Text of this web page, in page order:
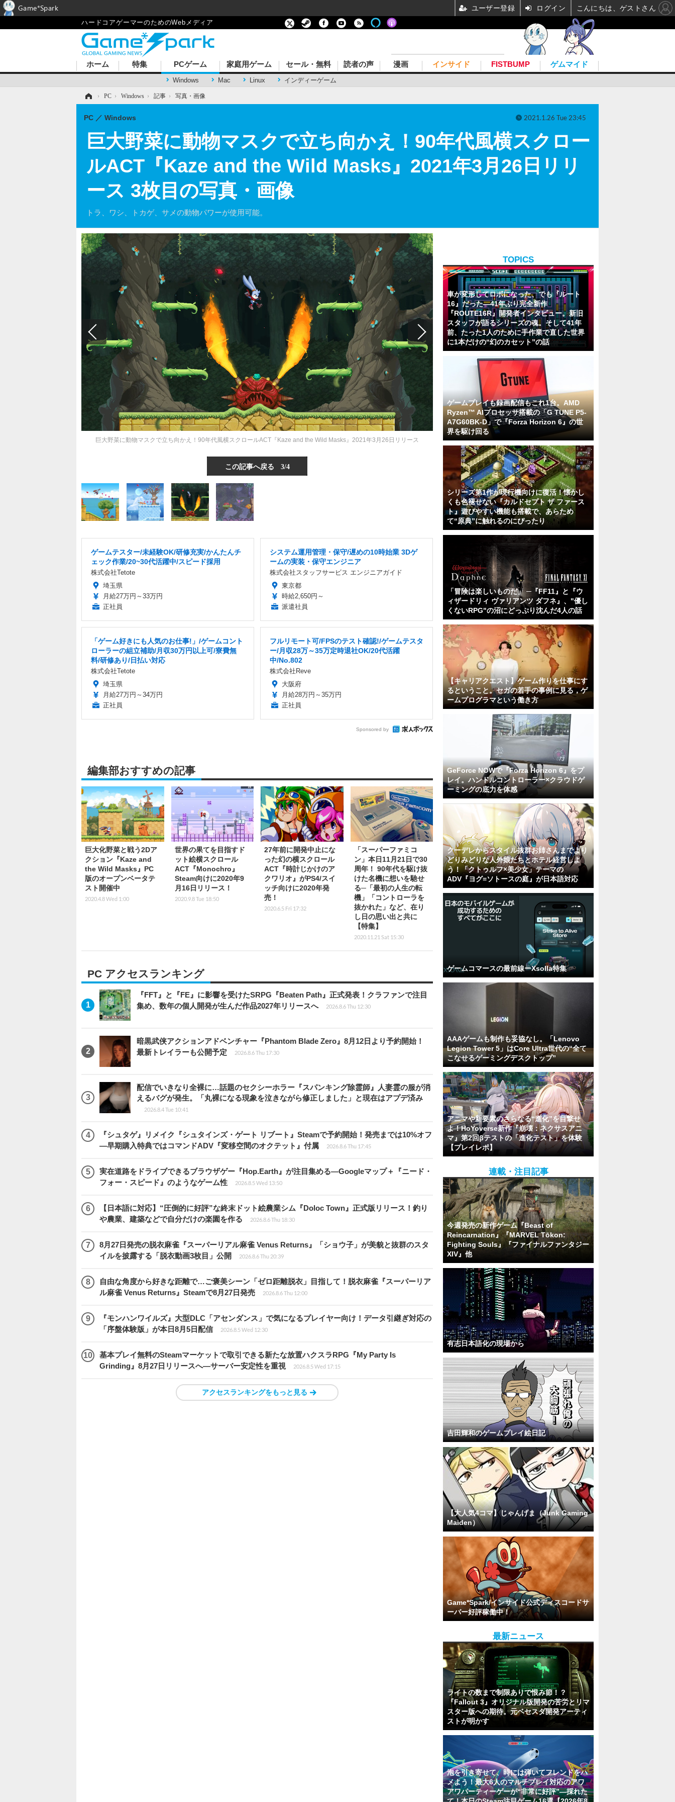
ハードコアゲーマーのためのWebメディア
ホーム 特集 PCゲーム
Windows Mac Linux インディーゲーム
家庭用ゲーム セール・無料 読者の声 漫画 インサイド FISTBUMP ゲムマイド
› PC › Windows › 記事 › 写真・画像
巨大野菜に動物マスクで立ち向かえ！90年代風横スクロー
ルACT『Kaze and the Wild Masks』2021年3月26日リリ
ース 3枚目の写真・画像
トラ、ワシ、トカゲ、サメの動物パワーが使用可能。
PC Windows 2021.1.26 Tue 23:45
巨大野菜に動物マスクで立ち向かえ！90年代風横スクロールACT『Kaze and the Wild Masks』2021年3月26日リリース
この記事へ戻る 3/4
ゲームテスター/未経験OK/研修充実/かんたんチ
ェック作業/20~30代活躍中/スピード採用
株式会社Tetote
埼玉県
月給27万円～33万円
正社員
システム運用管理・保守/遅めの10時始業 3Dゲ
ームの実装・保守エンジニア
株式会社スタッフサービス エンジニアガイド
東京都
時給2,650円～
派遣社員
「ゲーム好きにも人気のお仕事!」/ゲームコント
ローラーの組立補助/月収30万円以上可/寮費無
料/研修あり/日払い対応
株式会社Tetote
埼玉県
月給27万円～34万円
正社員
フルリモート可/FPSのテスト確認!/ゲームテスタ
ー/月収28万～35万定時退社OK/20代活躍
中/No.802
株式会社Reve
大阪府
月給28万円～35万円
正社員
Sponsored by
編集部おすすめの記事
巨大化野菜と戦う2Dア
クション『Kaze and
the Wild Masks』PC
版のオープンベータテ
スト開催中
2020.4.8 Wed 1:00
世界の果てを目指すド
ット絵横スクロール
ACT『Monochro』
Steam向けに2020年9
月16日リリース！
2020.9.8 Tue 18:50
27年前に開発中止にな
った幻の横スクロール
ACT『時計じかけのア
クワリオ』がPS4/スイ
ッチ向けに2020年発
売！
2020.6.5 Fri 17:32
「スーパーファミコ
ン」本日11月21日で30
周年！ 90年代を駆け抜
けた名機に想いを馳せ
る─「最初の人生の転
機」「コントローラを
抜かれた」など、在り
し日の思い出と共に
【特集】
2020.11.21 Sat 15:30
PC アクセスランキング
『FFT』と『FE』に影響を受けたSRPG『Beaten Path』正式発表！クラファンで注目
集め、数年の個人開発が生んだ作品2027年リリースへ
2026.8.6 Thu 12:30
暗黒武侠アクションアドベンチャー『Phantom Blade Zero』8月12日より予約開始！
最新トレイラーも公開予定
2026.8.6 Thu 17:30
配信でいきなり全裸に…話題のセクシーホラー『スパンキング除霊師』人妻霊の服が消
えるバグが発生。「丸裸になる現象を泣きながら修正しました」と現在はアプデ済み
2026.8.4 Tue 10:41
『シュタゲ』リメイク『シュタインズ・ゲート リブート』Steamで予約開始！発売までは10%オフ
―早期購入特典ではコマンドADV『変移空間のオクテット』付属
2026.8.6 Thu 17:45
実在道路をドライブできるブラウザゲー『Hop.Earth』が注目集める―Googleマップ＋『ニード・
フォー・スピード』のようなゲーム性
2026.8.5 Wed 13:50
【日本語に対応】“圧倒的に好評”な終末ドット絵農業シム『Doloc Town』正式版リリース！釣り
や農業、建築などで自分だけの楽園を作る
2026.8.6 Thu 18:30
8月27日発売の脱衣麻雀『スーパーリアル麻雀 Venus Returns』「ショウ子」が美貌と抜群のスタ
イルを披露する「脱衣動画3枚目」公開
2026.8.6 Thu 20:39
自由な角度から好きな距離で…ご褒美シーン「ゼロ距離脱衣」目指して！脱衣麻雀『スーパーリア
ル麻雀 Venus Returns』Steamで8月27日発売
2026.8.6 Thu 12:00
『モンハンワイルズ』大型DLC「アセンダンス」で気になるプレイヤー向け！データ引継ぎ対応の
「序盤体験版」が本日8月5日配信
2026.8.5 Wed 12:30
基本プレイ無料のSteamマーケットで取引できる新たな放置ハクスラRPG『My Party Is
Grinding』8月27日リリースへ―サーバー安定性を重視
2026.8.5 Wed 17:15
アクセスランキングをもっと見る
TOPICS
車が変形してロボになった、でも『ルート
16』だった―41年ぶり完全新作
『ROUTE16R』開発者インタビュー。新旧
スタッフが語るシリーズの魂。そして41年
前、たった1人のために手作業で直した世界
に1本だけの“幻のカセット”の話
ゲームプレイも録画配信もこれ1台。AMD
Ryzen™ AIプロセッサ搭載の「G TUNE P5-
A7G60BK-D」で『Forza Horizon 6』の世
界を駆け回る
シリーズ第1作が現行機向けに復活！懐かし
くも色褪せない『カルドセプト ザ ファース
ト』遊びやすい機能も搭載で、あらため
て“原典”に触れるのにぴったり
「冒険は楽しいものだ」 ─『FF11』と『ウ
ィザードリィ ヴァリアンツ ダフネ』、"優し
くないRPG"の沼にどっぷり沈んだ4人の話
【キャリアクエスト】ゲーム作りを仕事にす
るということ。セガの若手の事例に見る，ゲ
ームプログラマという働き方
GeForce NOWで『Forza Horizon 6』をプ
レイ。ハンドルコントローラー×クラウドゲ
ーミングの底力を体感
クーデレからスタイル抜群お姉さんまでより
どりみどりな人外娘たちとホテル経営しよ
う！「クトゥルフ×美少女」テーマの
ADV『ヨグ=ソトースの庭』が日本語対応
ゲームコマースの最前線ーXsolla特集
AAAゲームも制作も妥協なし。「Lenovo
Legion Tower 5」はCore Ultra世代の“全て
こなせるゲーミングデスクトップ”
アニマや新要素のさらなる“進化”を目撃せ
よ！HoYoverse新作『崩壊：ネクサスアニ
マ』第2回βテストの「進化テスト」を体験
【プレイレポ】
連載・注目記事
今週発売の新作ゲーム『Beast of
Reincarnation』『MARVEL Tōkon:
Fighting Souls』『ファイナルファンタジー
XIV』他
有志日本語化の現場から
吉田輝和のゲームプレイ絵日記
【大人気4コマ】じゃんげま（Junk Gaming
Maiden）
Game*Spark/インサイド公式ディスコードサ
ーバー好評稼働中！
最新ニュース
ライトの数まで制限ありで恨み節！？
『Fallout 3』オリジナル版開発の苦労とリマ
スター版への期待。元ベセスダ開発アーティ
ストが明かす
泡を引き寄せて、時には弾いてフレンドをハ
メよう！最大6人のマルチプレイ対応のアワ
アワパーティーゲーが“非常に好評”―採れた
Game*Spark ユーザー登録 ログイン こんにちは、ゲストさん